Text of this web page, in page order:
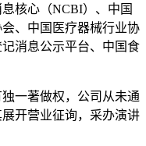
核心（NCBI）、中国
、中国医疗器械行业协
消息公示平台、中国食
一著做权，公司从未通
开营业征询，采办演讲